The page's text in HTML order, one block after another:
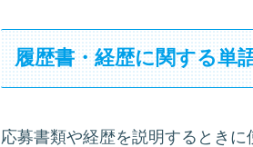
履歴書・経歴に関する単
応募書類や経歴を説明するときに